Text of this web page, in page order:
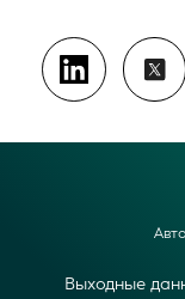
Выходные